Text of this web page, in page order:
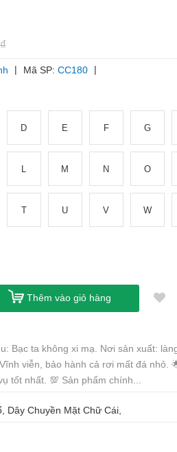
| Mã SP: CC180 |
D E F G
L M N O
T U V W
Thêm vào giỏ hàng
Bạc ta không xi mạ. Nơi sản xuất:
viễn, bảo hành cả rơi mất đá nhỏ.
tốt nhất. 💯 Sản phẩm chính...
Dây Chuyền Mặt Chữ Cái,